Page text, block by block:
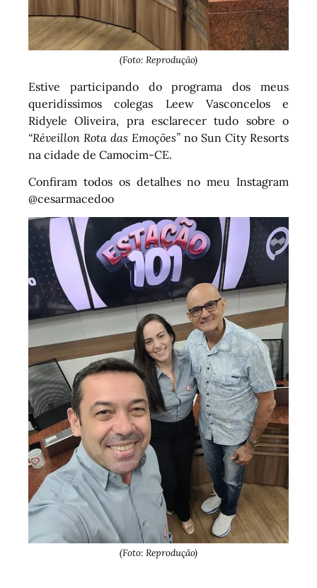
(Foto: Reprodução)
Estive participando do programa dos meus
queridíssimos colegas Leew Vasconcelos e
Ridyele Oliveira, pra esclarecer tudo sobre o
“Réveillon Rota das Emoções” no Sun City Resorts
na cidade de Camocim-CE.
Confiram todos os detalhes no meu Instagram
@cesarmacedoo
(Foto: Reprodução)